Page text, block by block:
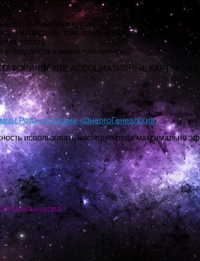
о выбранном курсе.
написания заявления и внесения
оплату.
в твердости вашего намерения.
АССОЦИАТИВНЫЕ КАРТЫ!
Рода» из серии «ЭнергоГенеалогия.
использовать наследие рода максимально
Никульникова